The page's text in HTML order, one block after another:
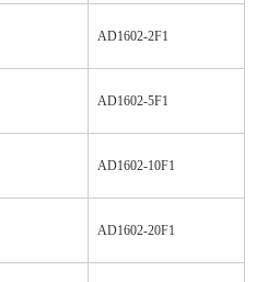
AD1602-2F1
AD1602-5F1
AD1602-10F1
AD1602-20F1